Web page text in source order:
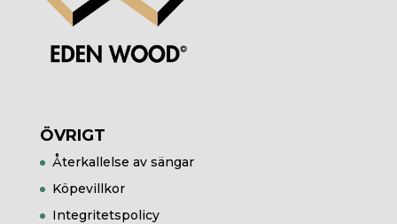
ÖVRIGT
Återkallelse av sängar
Köpevillkor
Integritetspolicy